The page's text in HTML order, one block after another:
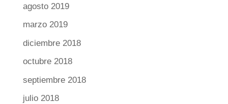
agosto 2019
marzo 2019
diciembre 2018
octubre 2018
septiembre 2018
julio 2018